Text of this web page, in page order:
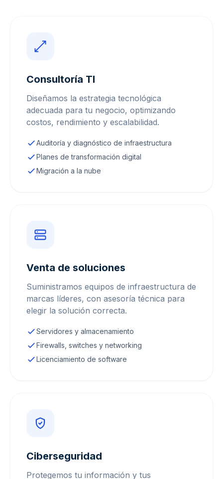
Consultoría TI
Diseñamos la estrategia tecnológica
adecuada para tu negocio, optimizando
costos, rendimiento y escalabilidad.
Auditoría y diagnóstico de infraestructura
Planes de transformación digital
Migración a la nube
Venta de soluciones
Suministramos equipos de infraestructura de
marcas líderes, con asesoría técnica para
elegir la solución correcta.
Servidores y almacenamiento
Firewalls, switches y networking
Licenciamiento de software
Ciberseguridad
Protegemos tu información y tus